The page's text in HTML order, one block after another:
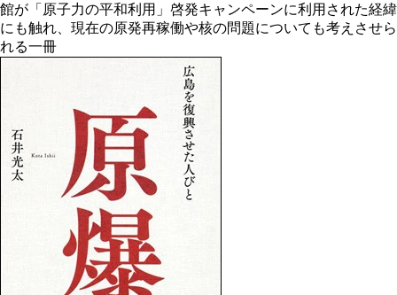
館が「原子力の平和利用」啓発キャンペーンに利用された経緯
にも触れ、現在の原発再稼働や核の問題についても考えさせら
れる一冊